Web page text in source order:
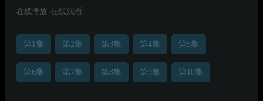
在线播放 在线观看
第1集 第2集 第3集 第4集 第5集
第6集 第7集 第8集 第9集 第10集